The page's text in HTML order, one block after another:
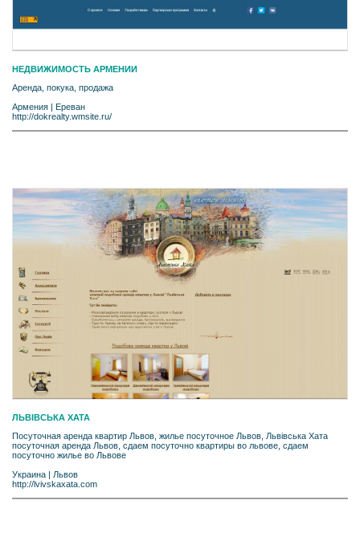
НЕДВИЖИМОСТЬ АРМЕНИИ
Аренда, покука, продажа
Армения | Ереван
http://dokrealty.wmsite.ru/
ЛЬВІВСЬКА ХАТА
Посуточная аренда квартир Львов, жилье посуточное Львов, Львівська Хата
посуточная аренда Львов, сдаем посуточно квартиры во львове, сдаем
посуточно жилье во Львове
Украина
Львов
http://lvivskaxata.com